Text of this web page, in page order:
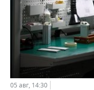
05 авг, 14:30